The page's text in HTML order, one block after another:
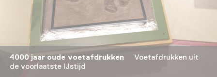
4000 jaar oude voetafdrukkenVoetafdrukken uit
de voorlaatste IJstijd